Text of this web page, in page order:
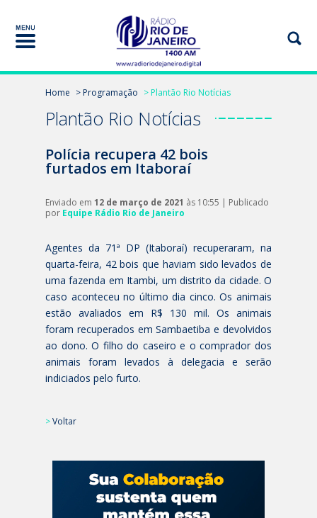
Home > Programação > Plantão Rio Notícias
Plantão Rio Notícias
Polícia recupera 42 bois
furtados em Itaboraí
Enviado em 12 de março de 2021 às 10:55 | Publicado
por Equipe Rádio Rio de Janeiro
Agentes da 71ª DP (Itaboraí) recuperaram, na
quarta-feira, 42 bois que haviam sido levados de
uma fazenda em Itambi, um distrito da cidade. O
caso aconteceu no último dia cinco. Os animais
estão avaliados em R$ 130 mil. Os animais
foram recuperados em Sambaetiba e devolvidos
ao dono. O filho do caseiro e o comprador dos
animais foram levados à delegacia e serão
indiciados pelo furto.
>Voltar